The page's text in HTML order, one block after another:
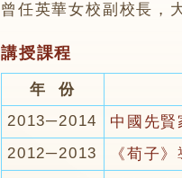
曾任英華女校副校長，
講授課程
年 份
2013─2014
中國先賢
2012─2013
《荀子